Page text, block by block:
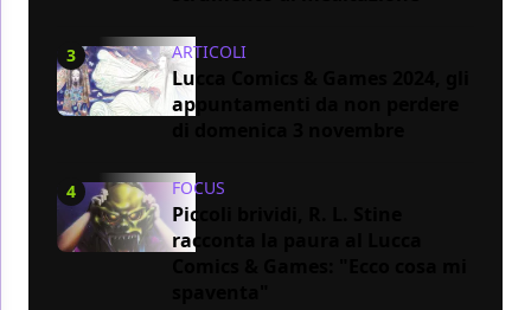
3 ARTICOLI
Lucca Comics & Games 2024, gli
appuntamenti da non perdere
4 FOCUS
Piccoli brividi, R. L. Stine
racconta la paura al Lucca